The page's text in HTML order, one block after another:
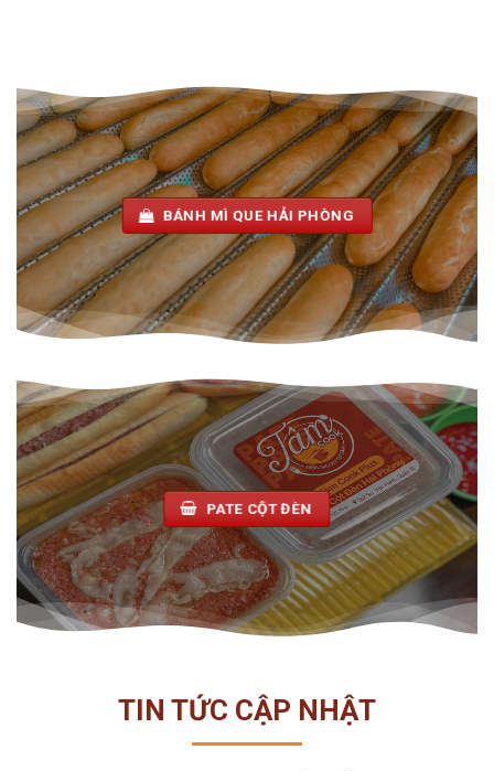
BÁNH MÌ QUE HẢI PHÒNG
PATE CỘT ĐÈN
TIN TỨC CẬP NHẬT